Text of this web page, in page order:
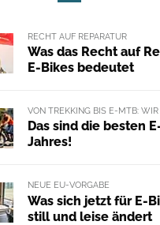
RECHT AUF REPARATUR
Was das Recht auf
E-Bikes bedeutet
VON TREKKING BIS E-MTB:
Das sind die besten
Jahres!
NEUE EU-VORGABE
Was sich jetzt für E-
still und leise ändert